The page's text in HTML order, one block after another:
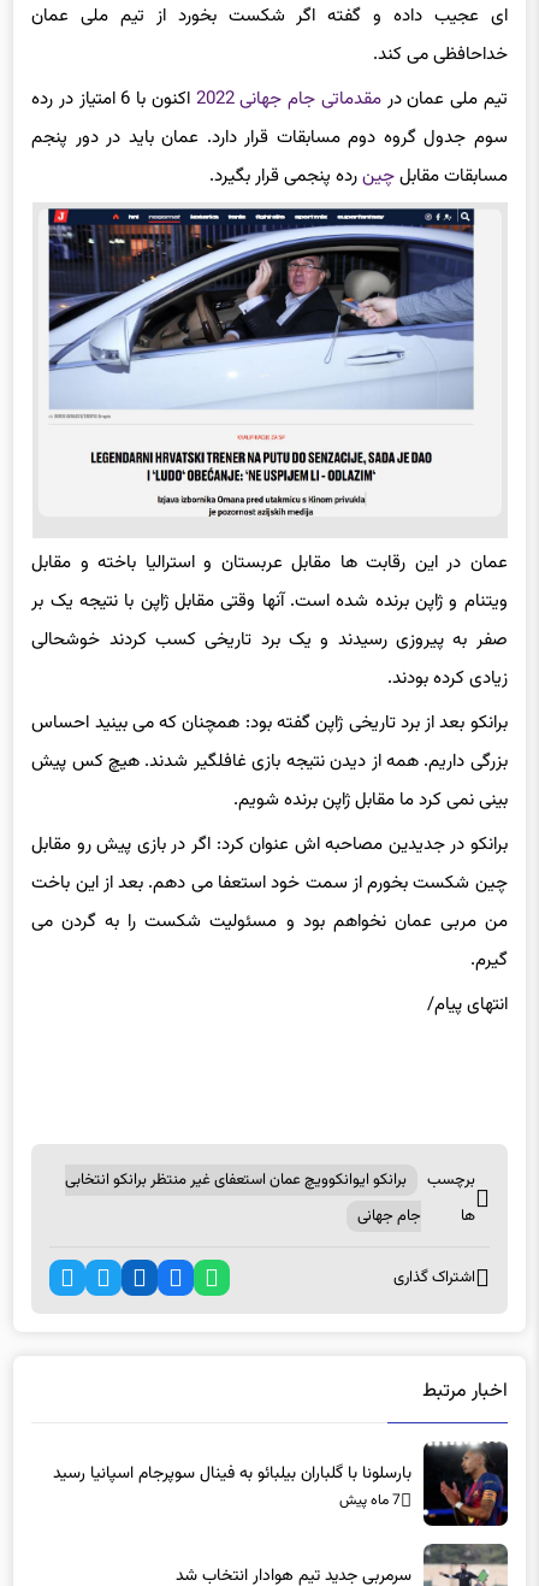
ای عجیب داده و گفته اگر شکست بخورد از تیم ملی عمان
خداحافظی می کند.
تیم ملی عمان درمقدماتی جام جهانی 2022
اکنون با 6 امتیاز در رده
سوم جدول گروه دوم مسابقات قرار دارد. عمان باید در دور پنجم
مسابقات مقابلچینرده پنجمی قرار بگیرد.
عمان در این رقابت ها مقابل عربستان و استرالیا باخته و مقابل
ویتنام و ژاپن برنده شده است. آنها وقتی مقابل ژاپن با نتیجه یک بر
صفر به پیروزی رسیدند و یک برد تاریخی کسب کردند خوشحالی
زیادی کرده بودند.
برانکو بعد از برد تاریخی ژاپن گفته بود: همچنان که می بینید احساس
بزرگی داریم. همه از دیدن نتیجه بازی غافلگیر شدند. هیچ کس پیش
بینی نمی کرد ما مقابل ژاپن برنده شویم.
برانکو در جدیدین مصاحبه اش عنوان کرد: اگر در بازی پیش رو مقابل
چین شکست بخورم از سمت خود استعفا می دهم. بعد از این باخت
من مربی عمان نخواهم بود و مسئولیت شکست را به گردن می
گیرم.
انتهای پیام/
برچسب
ها
برانکو ایوانکوویچ عمان استعفای غیر منتظر برانکو انتخابی
جام جهانی
اشتراک گذاری
اخبار مرتبط
بارسلونا با گلباران بیلبائو به فینال سوپرجام اسپانیا رسید
7 ماه پیش
سرمربی جدید تیم هوادار انتخاب شد